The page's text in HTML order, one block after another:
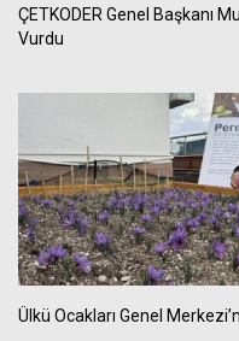
ÇETKODER Genel Başkanı
Vurdu
Ülkü Ocakları Genel